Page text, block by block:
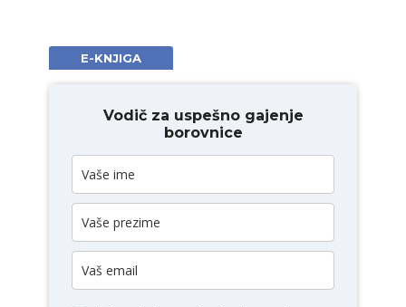
E-KNJIGA
Vodič za uspešno gajenje
borovnice